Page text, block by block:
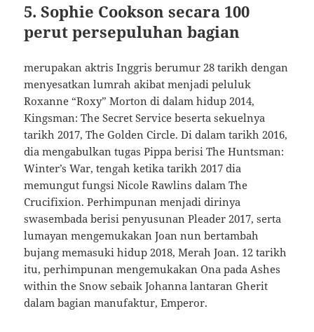
5. Sophie Cookson secara 100
perut persepuluhan bagian
merupakan aktris Inggris berumur 28 tarikh dengan
menyesatkan lumrah akibat menjadi peluluk
Roxanne “Roxy” Morton di dalam hidup 2014,
Kingsman: The Secret Service beserta sekuelnya
tarikh 2017, The Golden Circle. Di dalam tarikh 2016,
dia mengabulkan tugas Pippa berisi The Huntsman:
Winter’s War, tengah ketika tarikh 2017 dia
memungut fungsi Nicole Rawlins dalam The
Crucifixion. Perhimpunan menjadi dirinya
swasembada berisi penyusunan Pleader 2017, serta
lumayan mengemukakan Joan nun bertambah
bujang memasuki hidup 2018, Merah Joan. 12 tarikh
itu, perhimpunan mengemukakan Ona pada Ashes
within the Snow sebaik Johanna lantaran Gherit
dalam bagian manufaktur, Emperor.